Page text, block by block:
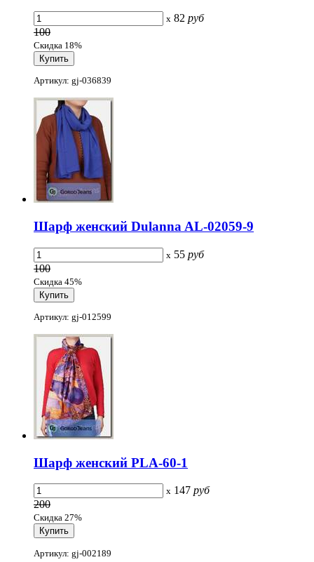
x 82 руб
100
Скидка 18%
Артикул: gj-036839
Шарф женский Dulanna AL-02059-9
x 55 руб
100
Скидка 45%
Артикул: gj-012599
Шарф женский PLA-60-1
x 147 руб
200
Скидка 27%
Артикул: gj-002189